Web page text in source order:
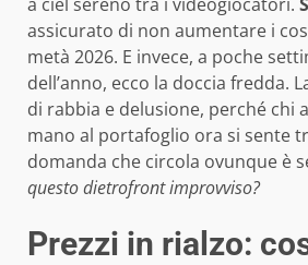
assicurato di non aumentare i
metà 2026. E invece, a poche
dell’anno, ecco la doccia fredda.
di rabbia e delusione, perché chi
mano al portafoglio ora si sente
domanda che circola ovunque è
questo dietrofront improvviso?
Prezzi in rialzo: